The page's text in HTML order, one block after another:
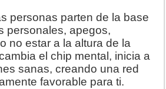
personas parten de la base
personales, apegos,
no estar a la altura de la
el chip mental, inicia a
sanas, creando una red
favorable para ti.